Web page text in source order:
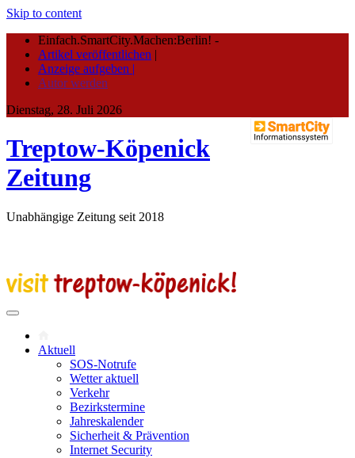
Skip to content
Einfach.SmartCity.Machen:Berlin! -
Artikel veröffentlichen |
Anzeige aufgeben |
Autor werden
Dienstag, 28. Juli 2026
Treptow-Köpenick
Zeitung
Unabhängige Zeitung seit 2018
Aktuell
SOS-Notrufe
Wetter aktuell
Verkehr
Bezirkstermine
Jahreskalender
Sicherheit & Prävention
Internet Security